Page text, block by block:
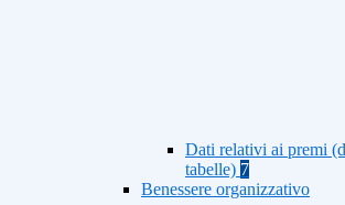
Dati relativi ai premi
tabelle) 7
Benessere organizzativo